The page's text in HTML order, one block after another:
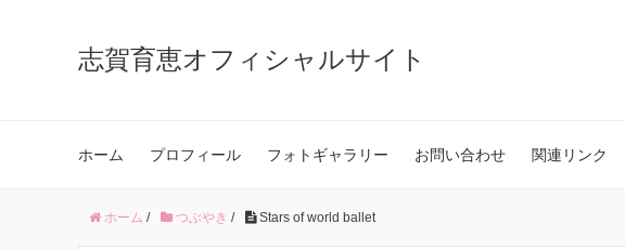
志賀育恵オフィシャルサイト
ホーム プロフィール フォトギャラリー お問い合わせ 関連リンク
ホーム / つぶやき / Stars of world ballet